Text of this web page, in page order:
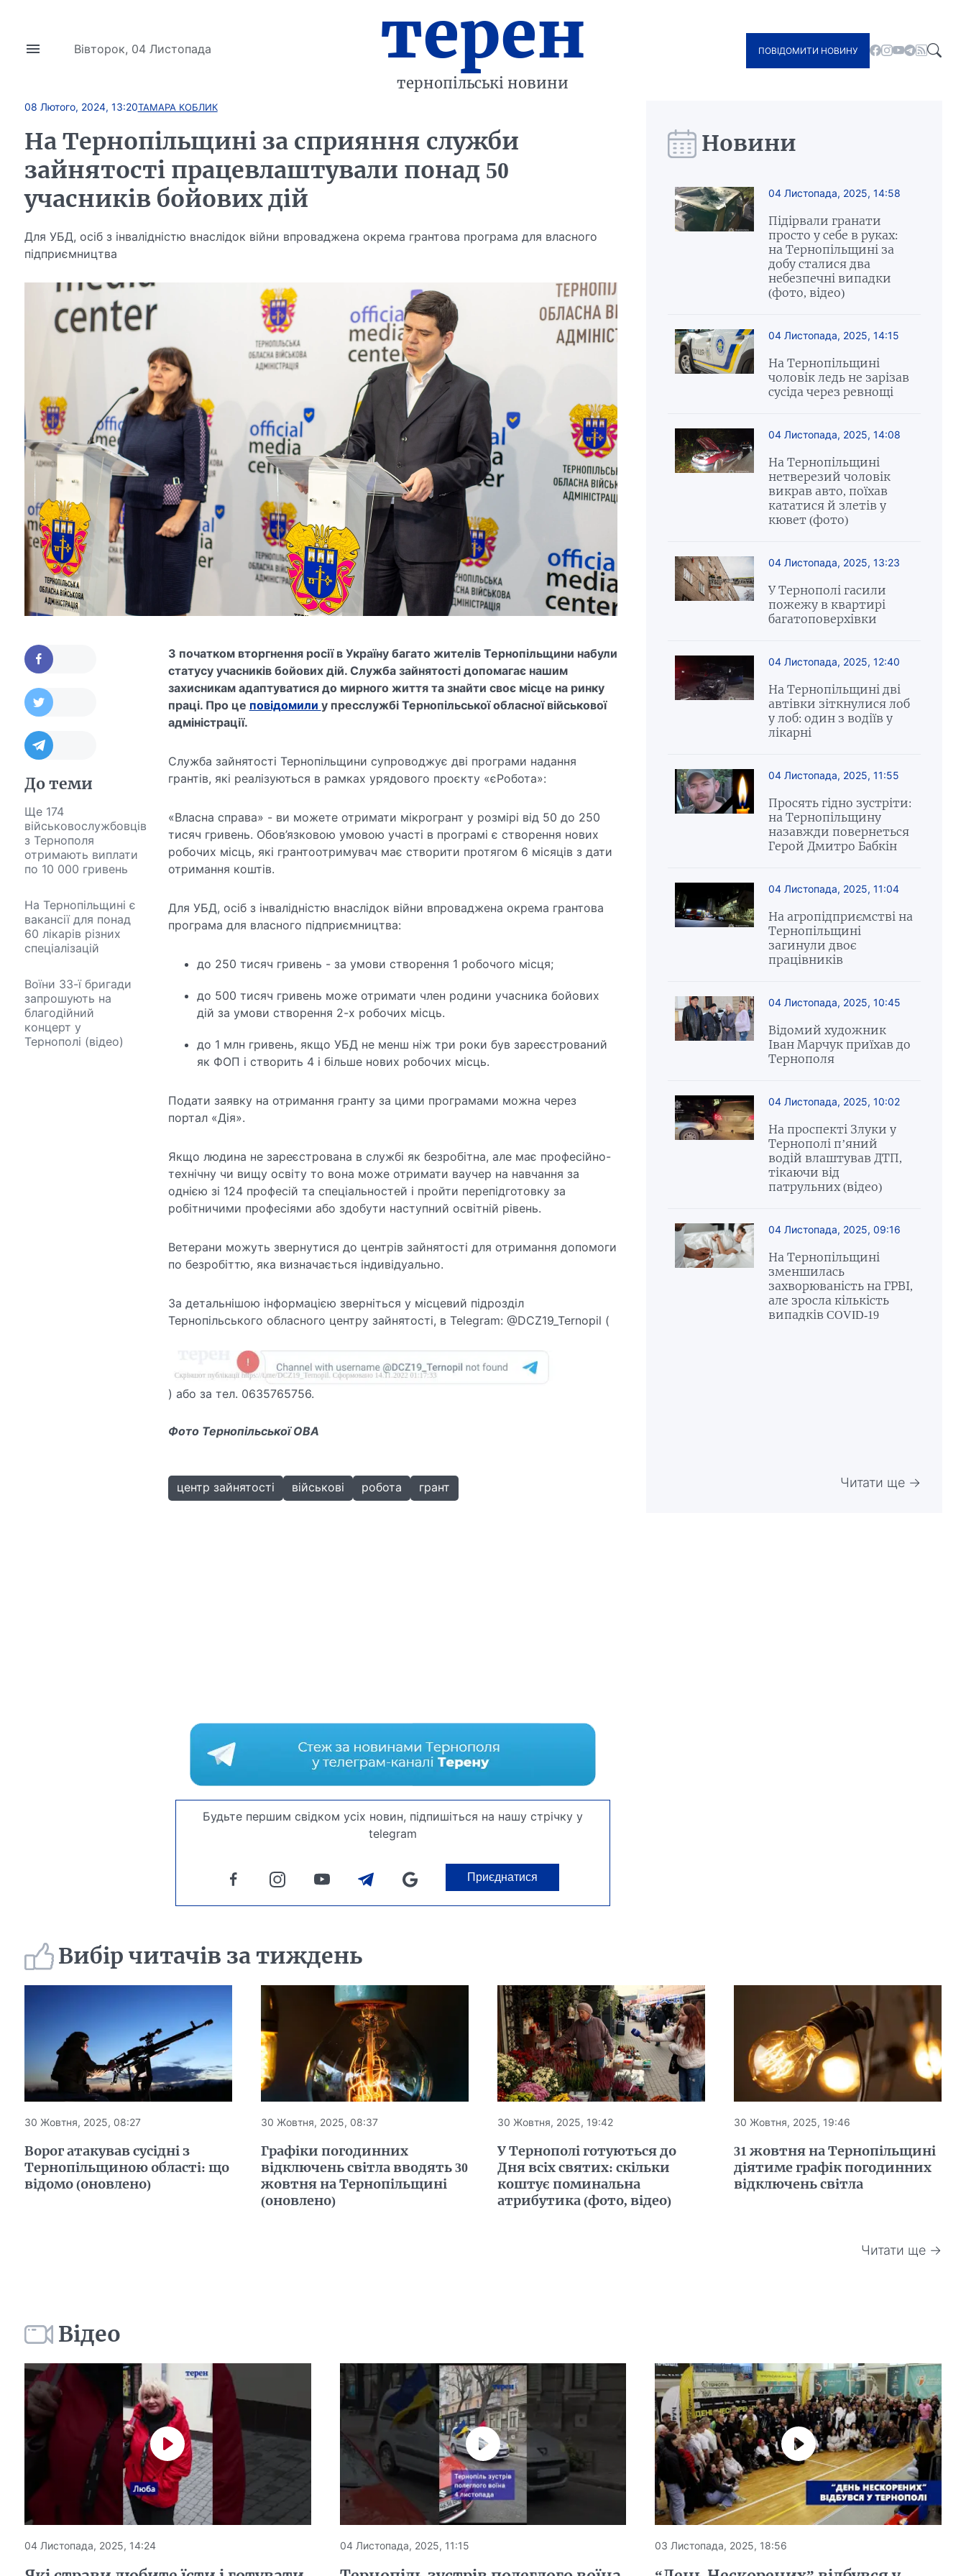
Вівторок, 04 Листопада терен
тернопільські новини
ПОВІДОМИТИ НОВИНУ
08 Лютого, 2024, 13:20ТАМАРА КОБЛИК
На Тернопільщині за сприяння служби
зайнятості працевлаштували понад 50
учасників бойових дій
Для УБД, осіб з інвалідністю внаслідок війни впроваджена окрема грантова програма для власного
підприємництва
До теми
Ще 174
військовослужбовців
з Тернополя
отримають виплати
по 10 000 гривень
На Тернопільщині є
вакансії для понад
60 лікарів різних
спеціалізацій
Воїни 33-ї бригади
запрошують на
благодійний
концерт у
Тернополі (відео)
З початком вторгнення росії в Україну багато жителів Тернопільщини набули
статусу учасників бойових дій. Служба зайнятості допомагає нашим
захисникам адаптуватися до мирного життя та знайти своє місце на ринку
праці. Про це повідомили у пресслужбі Тернопільської обласної військової
адміністрації.
Служба зайнятості Тернопільщини супроводжує дві програми надання
грантів, які реалізуються в рамках урядового проєкту «єРобота»:
«Власна справа» - ви можете отримати мікрогрант у розмірі від 50 до 250
тисяч гривень. Обов’язковою умовою участі в програмі є створення нових
робочих місць, які грантоотримувач має створити протягом 6 місяців з дати
отримання коштів.
Для УБД, осіб з інвалідністю внаслідок війни впроваджена окрема грантова
програма для власного підприємництва:
до 250 тисяч гривень - за умови створення 1 робочого місця;
до 500 тисяч гривень може отримати член родини учасника бойових
дій за умови створення 2-х робочих місць.
до 1 млн гривень, якщо УБД не менш ніж три роки був зареєстрований
як ФОП і створить 4 і більше нових робочих місць.
Подати заявку на отримання гранту за цими програмами можна через
портал «Дія».
Якщо людина не зареєстрована в службі як безробітна, але має професійно-
технічну чи вищу освіту то вона може отримати ваучер на навчання за
однією зі 124 професій та спеціальностей і пройти перепідготовку за
робітничими професіями або здобути наступний освітній рівень.
Ветерани можуть звернутися до центрів зайнятості для отримання допомоги
по безробіттю, яка визначається індивідуально.
За детальнішою інформацією зверніться у місцевий підрозділ
Тернопільського обласного центру зайнятості, в Telegram: @DCZ19_Ternopil (
) або за тел. 0635765756.
Фото Тернопільської ОВА
центр зайнятості військові робота грант
Будьте першим свідком усіх новин, підпишіться на нашу стрічку у
telegram
Приєднатися
Новини
04 Листопада, 2025, 14:58
Підірвали гранати
просто у себе в руках:
на Тернопільщині за
добу сталися два
небезпечні випадки
(фото, відео)
04 Листопада, 2025, 14:15
На Тернопільщині
чоловік ледь не зарізав
сусіда через ревнощі
04 Листопада, 2025, 14:08
На Тернопільщині
нетверезий чоловік
викрав авто, поїхав
кататися й злетів у
кювет (фото)
04 Листопада, 2025, 13:23
У Тернополі гасили
пожежу в квартирі
багатоповерхівки
04 Листопада, 2025, 12:40
На Тернопільщині дві
автівки зіткнулися лоб
у лоб: один з водіїв у
лікарні
04 Листопада, 2025, 11:55
Просять гідно зустріти:
на Тернопільщину
назавжди повернеться
Герой Дмитро Бабкін
04 Листопада, 2025, 11:04
На агропідприємстві на
Тернопільщині
загинули двоє
працівників
04 Листопада, 2025, 10:45
Відомий художник
Іван Марчук приїхав до
Тернополя
04 Листопада, 2025, 10:02
На проспекті Злуки у
Тернополі п’яний
водій влаштував ДТП,
тікаючи від
патрульних (відео)
04 Листопада, 2025, 09:16
На Тернопільщині
зменшилась
захворюваність на ГРВІ,
але зросла кількість
випадків COVID-19
Читати ще →
Вибір читачів за тиждень
30 Жовтня, 2025, 08:27
Ворог атакував сусідні з
Тернопільщиною області: що
відомо (оновлено)
30 Жовтня, 2025, 08:37
Графіки погодинних
відключень світла вводять 30
жовтня на Тернопільщині
(оновлено)
30 Жовтня, 2025, 19:42
У Тернополі готуються до
Дня всіх святих: скільки
коштує поминальна
атрибутика (фото, відео)
30 Жовтня, 2025, 19:46
31 жовтня на Тернопільщині
діятиме графік погодинних
відключень світла
Читати ще →
Відео
04 Листопада, 2025, 14:24 04 Листопада, 2025, 11:15 03 Листопада, 2025, 18:56